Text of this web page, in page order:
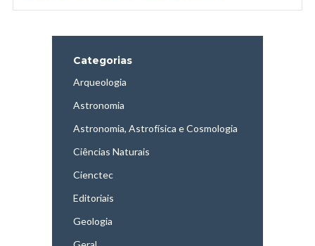
Categorias
Arqueologia
Astronomia
Astronomia, Astrofísica e Cosmologia
Ciências Naturais
Cienctec
Editoriais
Geologia